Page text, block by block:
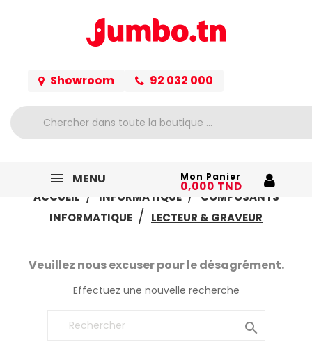
Showroom 92 032 000
MENU Mon Panier
0,000 TND
ACCUEIL INFORMATIQUE
COMPOSANTS
INFORMATIQUE
LECTEUR & GRAVEUR
Veuillez nous excuser pour le désagrément.
Effectuez une nouvelle recherche
